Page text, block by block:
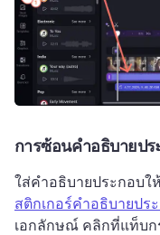
การซ้อนคำอธิบายปร
ใส่คำอธิบายประกอบใ
สติกเกอร์คำอธิบายปร
เอกลักษณ์ คลิกที่แท็บก